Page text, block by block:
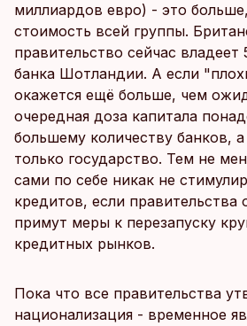
миллиардов евро) - это
стоимость всей группы.
правительство сейчас владеет
банка Шотландии. А если
окажется ещё больше, чем
очередная доза капитала
большему количеству банков,
только государство. Тем не
сами по себе никак не
кредитов, если
примут меры к перезапуску
кредитных рынков.
Пока что все правительства
национализация - временное